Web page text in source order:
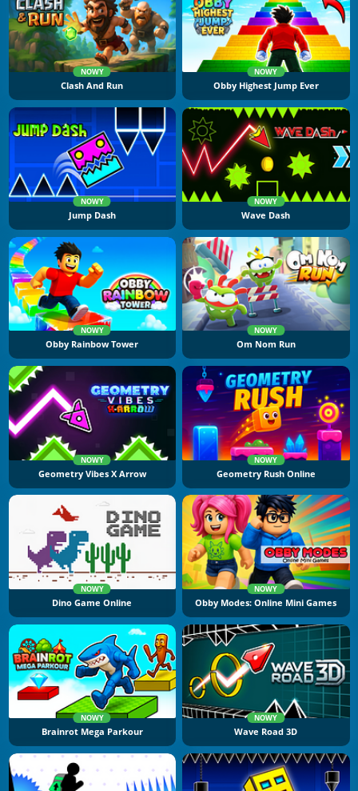
NOWY
Clash And Run
NOWY
Obby Highest Jump Ever
NOWY
Jump Dash
NOWY
Wave Dash
NOWY
Obby Rainbow Tower
NOWY
Om Nom Run
NOWY
Geometry Vibes X Arrow
NOWY
Geometry Rush Online
NOWY
Dino Game Online
NOWY
Obby Modes: Online Mini Games
NOWY
Brainrot Mega Parkour
NOWY
Wave Road 3D